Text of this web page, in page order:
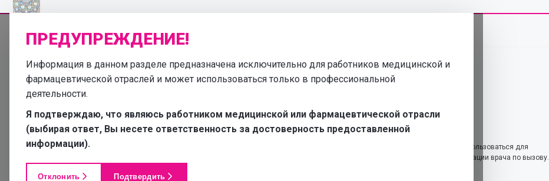
ПРЕДУПРЕЖДЕНИЕ!
Информация в данном разделе предназначена исключительно для работников медицинской и
фармацевтической отраслей и может использоваться только в профессиональной
деятельности.
Я подтверждаю, что являюсь работником медицинской или фармацевтической отрасли
(выбирая ответ, Вы несете ответственность за достоверность предоставленной
информации).
Отклонить Подтвердить
Информация, представленная на этом сайте, не должна использоваться для
самодиагностики и лечения и не может служить заменой консультации врача по вызову.